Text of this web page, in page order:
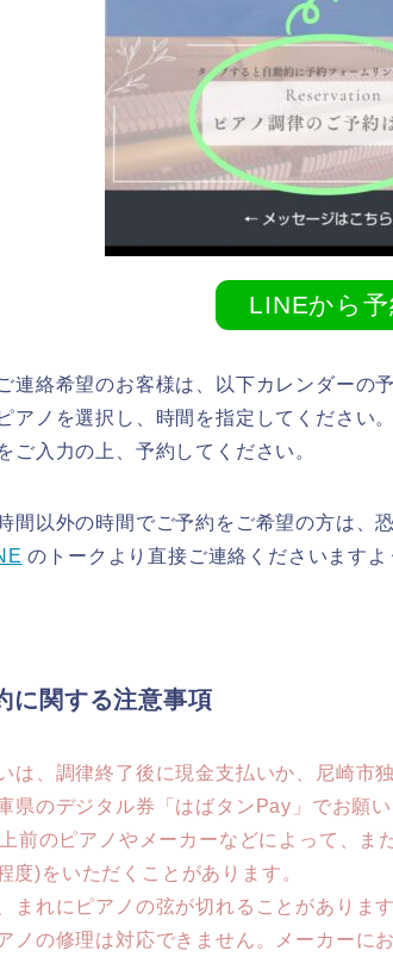
LINEから予
連絡希望のお客様は、以下カレンダーの
アノを選択し、時間を指定してください。
ご入力の上、予約してください。
間以外の時間でご予約をご希望の方は、
のトークより直接ご連絡くださいますよ
に関する注意事項
は、調律終了後に現金支払いか、尼崎市
県のデジタル券「はばタンPay」でお願い
前のピアノやメーカーなどによって、ま
度)をいただくことがあります。
まれにピアノの弦が切れることがありま
ノの修理は対応できません。メーカーに